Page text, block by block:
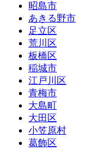
昭島市
あきる野市
足立区
荒川区
板橋区
稲城市
江戸川区
青梅市
大島町
大田区
小笠原村
葛飾区